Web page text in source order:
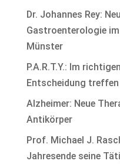
Dr. Johannes Rey:
Gastroenterologie
Münster
P.A.R.T.Y.: Im
Entscheidung treffen
Alzheimer: Neue
Antikörper
Prof. Michael J.
Jahresende seine